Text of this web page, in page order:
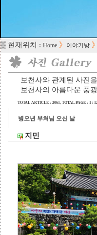
▒ 현재위치 : Home 》 이야기방
보천사와 관계된 사진
보천사의 아름다운 풍
TOTAL ARTICLE : 2061, TOTAL PAGE : 1 /
병오년 부처님 오신 날
지민